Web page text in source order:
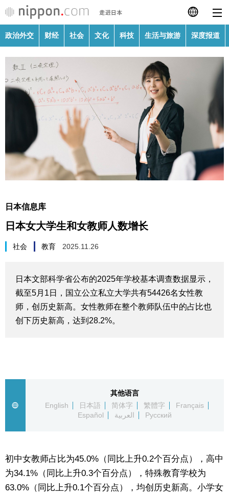
日本語
English
繁體字
Français
Español
العربية
政治外交
社会
生活与旅游
深度报道
视觉日本
东京
政治外交 财经 社会 文化 科技 生活与旅游 深度报道
日本信息库
日本女大学生和女教师人数增长
社会 教育 2025.11.26
日本文部科学省公布的2025年学校基本调查数据显示，
截至5月1日，国立公立私立大学共有54426名女性教
师，创历史新高。女性教师在整个教师队伍中的占比也
创下历史新高，达到28.2%。
其他语言
English
日本語 简体字 繁體字
Français
Español
العربية Русский
初中女教师占比为45.0%（同比上升0.2个百分点），高中
为34.1%（同比上升0.3个百分点），特殊教育学校为
63.0%（同比上升0.1个百分点），均创历史新高。小学女